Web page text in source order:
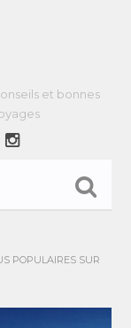
et bonnes
POPULAIRES SUR